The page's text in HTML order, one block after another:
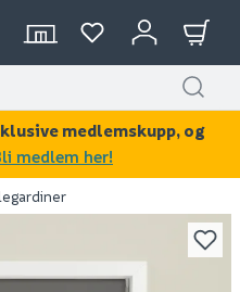
INTERESSE?
medlemskupp, og
medlem her!